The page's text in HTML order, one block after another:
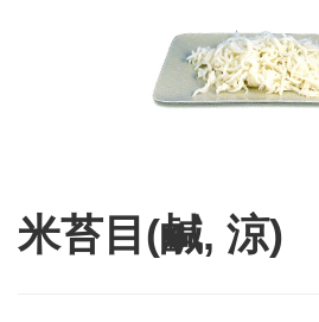
米苔目(鹹, 涼)